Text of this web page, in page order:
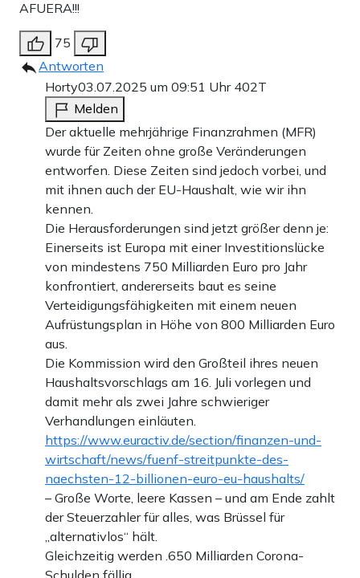
AFUERA!!!
75
Antworten
Horty03.07.2025 um 09:51 Uhr 402T
Melden
Der aktuelle mehrjährige Finanzrahmen (MFR)
wurde für Zeiten ohne große Veränderungen
entworfen. Diese Zeiten sind jedoch vorbei, und
mit ihnen auch der EU-Haushalt, wie wir ihn
kennen.
Die Herausforderungen sind jetzt größer denn je:
Einerseits ist Europa mit einer Investitionslücke
von mindestens 750 Milliarden Euro pro Jahr
konfrontiert, andererseits baut es seine
Verteidigungsfähigkeiten mit einem neuen
Aufrüstungsplan in Höhe von 800 Milliarden Euro
aus.
Die Kommission wird den Großteil ihres neuen
Haushaltsvorschlags am 16. Juli vorlegen und
damit mehr als zwei Jahre schwieriger
Verhandlungen einläuten.
https://www.euractiv.de/section/finanzen-und-
wirtschaft/news/fuenf-streitpunkte-des-
naechsten-12-billionen-euro-eu-haushalts/
– Große Worte, leere Kassen – und am Ende zahlt
der Steuerzahler für alles, was Brüssel für
„alternativlos“ hält.
Gleichzeitig werden .650 Milliarden Corona-